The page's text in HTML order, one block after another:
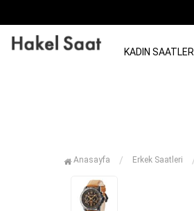
KADIN SAATLERI
Anasayfa Erkek Saatleri